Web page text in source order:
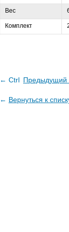
Вес
Комплект
← Ctrl Предыдущий
← Вернуться к